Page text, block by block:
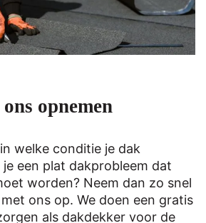
opnemen
welke conditie je dak
een plat dakprobleem dat
worden? Neem dan zo snel
ons op. We doen een gratis
als dakdekker voor de